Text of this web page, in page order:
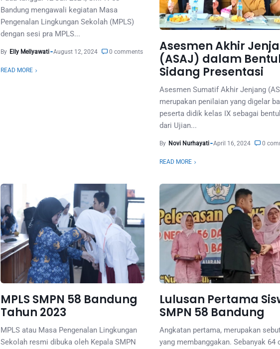
Bandung mengawali kegiatan Masa
Pengenalan Lingkungan Sekolah (MPLS)
dengan sesi pra MPLS...
By Elly Mellyawati August 12, 2024 0 comments
READ MORE
Asesmen Akhir
(ASAJ) dalam
Sidang Presentasi
Asesmen Sumatif Akhir Jenjang
merupakan penilaian yang digelar
peserta didik kelas IX sebagai
dari Ujian...
By Novi Nurhayati April 16, 2024 0
READ MORE
MPLS SMPN 58 Bandung
Tahun 2023
MPLS atau Masa Pengenalan Lingkungan
Sekolah resmi dibuka oleh Kepala SMPN
Lulusan Pertama
SMPN 58 Bandung
Angkatan pertama, merupakan
yang membanggakan. Sebanyak 64